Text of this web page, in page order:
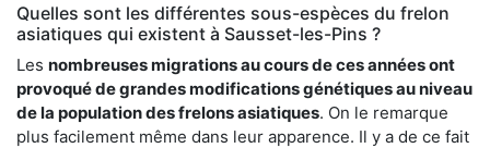
Quelles sont les différentes sous-espèces du frelon
asiatiques qui existent à Sausset-les-Pins ?
Les nombreuses migrations au cours de ces années ont
provoqué de grandes modifications génétiques au niveau
de la population des frelons asiatiques. On le remarque
plus facilement même dans leur apparence. Il y a de ce fait